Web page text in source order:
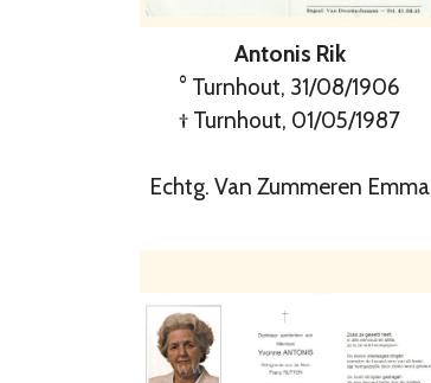
Antonis Rik
° Turnhout, 31/08/1906
† Turnhout, 01/05/1987
Echtg. Van Zummeren Emma